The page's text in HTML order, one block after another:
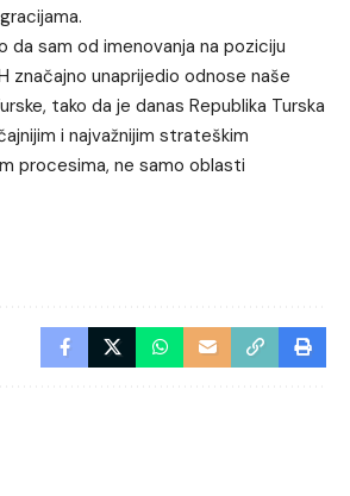
da sam od imenovanja na poziciju
značajno unaprijedio odnose naše
tako da je danas Republika Turska
i najvažnijim strateškim
procesima, ne samo oblasti